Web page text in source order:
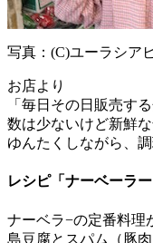
写真：(C)ユーラシア
お店より
「毎日その日販売す
数は少ないけど新鮮
ゆんたくしながら、
レシピ「ナーベーラ
ナーベラ−の定番料理
島豆腐とスパム（豚